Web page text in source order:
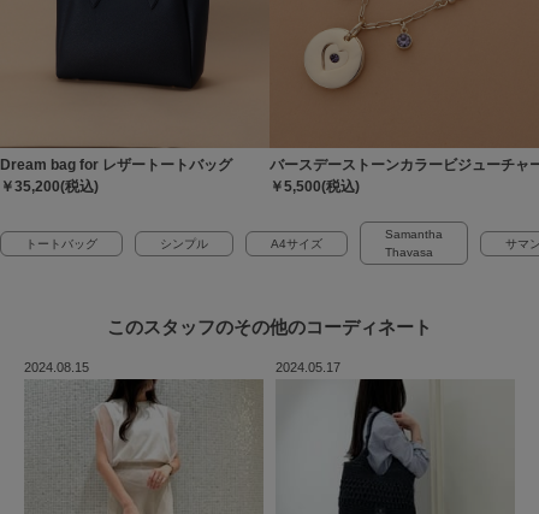
Dream bag for レザートートバッグ
￥35,200(税込)
バースデーストーンカラービジューチャ
￥5,500(税込)
トートバッグ シンプル A4サイズ
Samantha
Thavasa
サマ
このスタッフのその他のコーディネート
2024.08.15 2024.05.17